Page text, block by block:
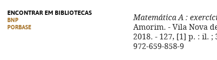
ENCONTRAR EM BIBLIOTECAS
BNP
PORBASE
Matemática A :
Amorim. - Vila Nova
2018. - 127, [1] p. : il. ;
972-659-858-9